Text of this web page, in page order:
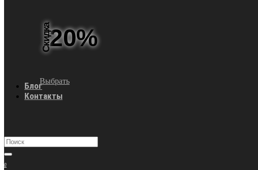
Скидка20%
Выбрать
Блог
Контакты
0